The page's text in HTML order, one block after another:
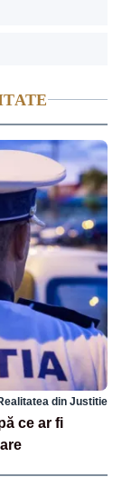
din Justitie
ce ar fi